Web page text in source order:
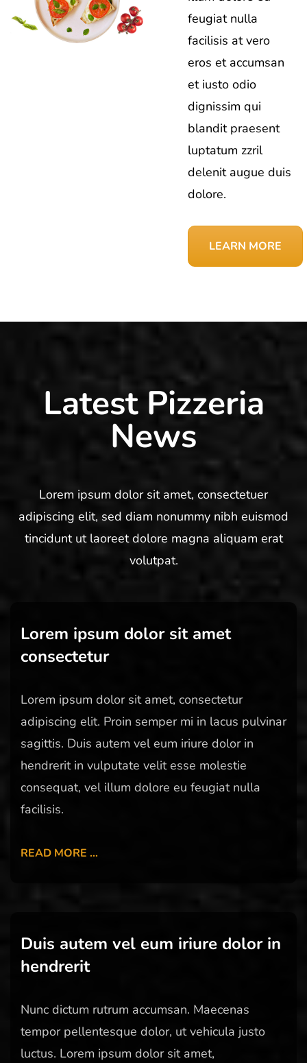
feugiat nulla
facilisis at vero
eros et accumsan
et iusto odio
dignissim qui
blandit praesent
luptatum zzril
delenit augue duis
dolore.
LEARN MORE
Latest Pizzeria
News
Lorem ipsum dolor sit amet, consectetuer
adipiscing elit, sed diam nonummy nibh euismod
tincidunt ut laoreet dolore magna aliquam erat
volutpat.
Lorem ipsum dolor sit amet
consectetur
Lorem ipsum dolor sit amet, consectetur
adipiscing elit. Proin semper mi in lacus pulvinar
sagittis. Duis autem vel eum iriure dolor in
hendrerit in vulputate velit esse molestie
consequat, vel illum dolore eu feugiat nulla
facilisis.
READ MORE …
Duis autem vel eum iriure dolor in
hendrerit
Nunc dictum rutrum accumsan. Maecenas
tempor pellentesque dolor, ut vehicula justo
luctus. Lorem ipsum dolor sit amet,